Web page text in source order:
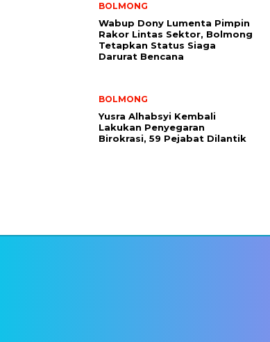
BOLMONG
Wabup Dony Lumenta Pimpin
Rakor Lintas Sektor, Bolmong
Tetapkan Status Siaga
Darurat Bencana
BOLMONG
Yusra Alhabsyi Kembali
Lakukan Penyegaran
Birokrasi, 59 Pejabat Dilantik